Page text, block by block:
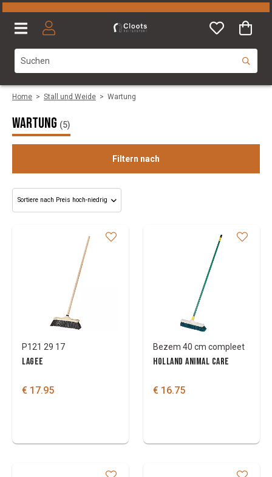
Home > Stall und Weide > Wartung
Wartung (5)
Filtern nach
Size
P121 29 17
LAGEE
€ 17.95
Bezem 40 cm compleet
HOLLAND ANIMAL CARE
€ 16.75